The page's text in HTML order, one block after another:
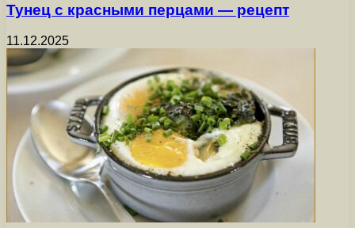
Тунец с красными перцами — рецепт
11.12.2025